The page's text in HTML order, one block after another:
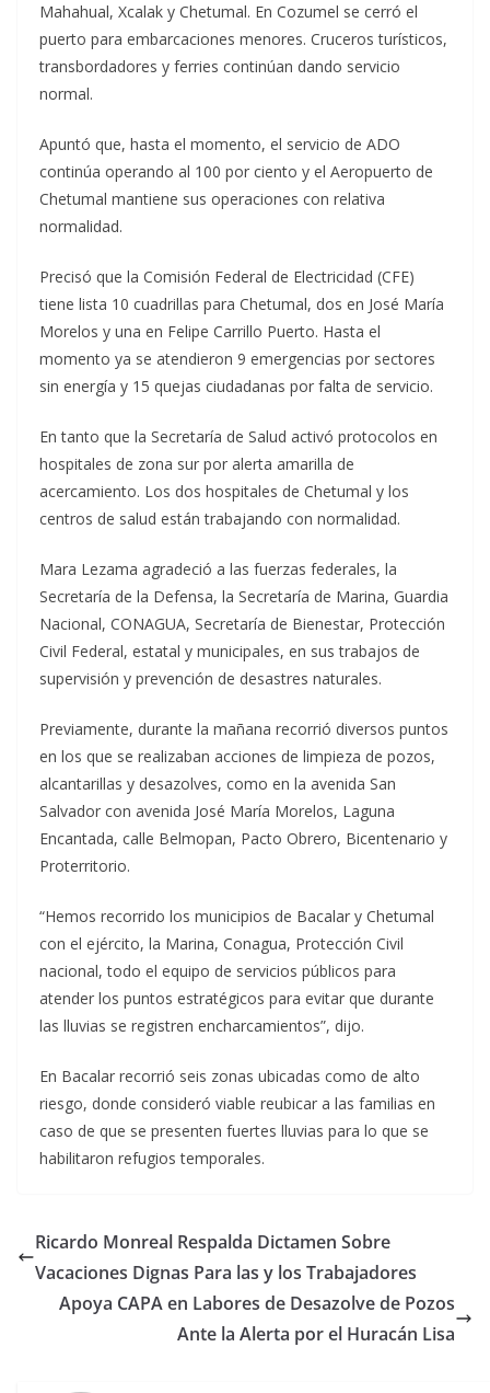
Mahahual, Xcalak y Chetumal. En Cozumel se cerró el
puerto para embarcaciones menores. Cruceros turísticos,
transbordadores y ferries continúan dando servicio
normal.
Apuntó que, hasta el momento, el servicio de ADO
continúa operando al 100 por ciento y el Aeropuerto de
Chetumal mantiene sus operaciones con relativa
normalidad.
Precisó que la Comisión Federal de Electricidad (CFE)
tiene lista 10 cuadrillas para Chetumal, dos en José María
Morelos y una en Felipe Carrillo Puerto. Hasta el
momento ya se atendieron 9 emergencias por sectores
sin energía y 15 quejas ciudadanas por falta de servicio.
En tanto que la Secretaría de Salud activó protocolos en
hospitales de zona sur por alerta amarilla de
acercamiento. Los dos hospitales de Chetumal y los
centros de salud están trabajando con normalidad.
Mara Lezama agradeció a las fuerzas federales, la
Secretaría de la Defensa, la Secretaría de Marina, Guardia
Nacional, CONAGUA, Secretaría de Bienestar, Protección
Civil Federal, estatal y municipales, en sus trabajos de
supervisión y prevención de desastres naturales.
Previamente, durante la mañana recorrió diversos puntos
en los que se realizaban acciones de limpieza de pozos,
alcantarillas y desazolves, como en la avenida San
Salvador con avenida José María Morelos, Laguna
Encantada, calle Belmopan, Pacto Obrero, Bicentenario y
Proterritorio.
“Hemos recorrido los municipios de Bacalar y Chetumal
con el ejército, la Marina, Conagua, Protección Civil
nacional, todo el equipo de servicios públicos para
atender los puntos estratégicos para evitar que durante
las lluvias se registren encharcamientos”, dijo.
En Bacalar recorrió seis zonas ubicadas como de alto
riesgo, donde consideró viable reubicar a las familias en
caso de que se presenten fuertes lluvias para lo que se
habilitaron refugios temporales.
Ricardo Monreal Respalda Dictamen Sobre
Vacaciones Dignas Para las y los Trabajadores
Apoya CAPA en Labores de Desazolve de Pozos
Ante la Alerta por el Huracán Lisa